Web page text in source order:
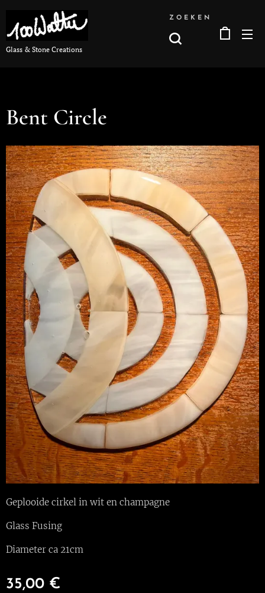
Glass & Stone Creations
ZOEKEN
Bent Circle
Geplooide cirkel in wit en champagne
Glass Fusing
Diameter ca 21cm
35,00 €